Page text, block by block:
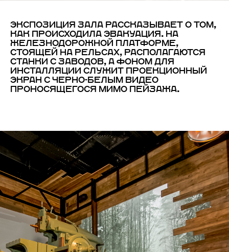
ЭКСПОЗИЦИЯ ЗАЛА РАССКАЗЫВАЕТ О ТОМ,
КАК ПРОИСХОДИЛА ЭВАКУАЦИЯ. НА
ЖЕЛЕЗНОДОРОЖНОЙ ПЛАТФОРМЕ,
СТОЯЩЕЙ НА РЕЛЬСАХ, РАСПОЛАГАЮТСЯ
СТАНКИ С ЗАВОДОВ, А ФОНОМ ДЛЯ
ИНСТАЛЛЯЦИИ СЛУЖИТ ПРОЕКЦИОННЫЙ
ЭКРАН С ЧЕРНО-БЕЛЫМ ВИДЕО
ПРОНОСЯЩЕГОСЯ МИМО ПЕЙЗАЖА.